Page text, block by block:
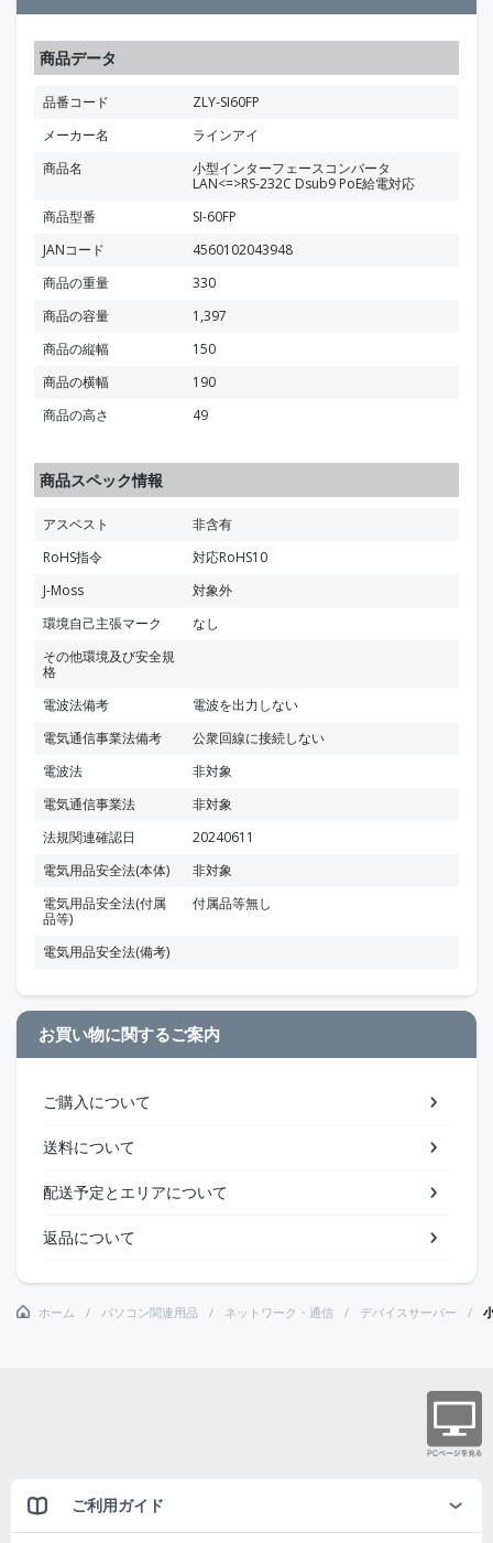
商品データ
品番コード
ZLY-SI60FP
メーカー名
ラインアイ
商品名
小型インターフェースコンバータ
LAN<=>RS-232C Dsub9 PoE給電対応
商品型番
SI-60FP
JANコード
4560102043948
商品の重量
330
商品の容量
1,397
商品の縦幅
150
商品の横幅
190
商品の高さ
49
商品スペック情報
アスベスト
非含有
RoHS指令
対応RoHS10
J-Moss
対象外
環境自己主張マーク
なし
その他環境及び安全規
格
電波法備考
電波を出力しない
電気通信事業法備考
公衆回線に接続しない
電波法
非対象
電気通信事業法
非対象
法規関連確認日
20240611
電気用品安全法(本体)
非対象
電気用品安全法(付属
品等)
付属品等無し
電気用品安全法(備考)
お買い物に関するご案内
ご購入について
送料について
配送予定とエリアについて
返品について
ホーム パソコン関連用品 ネットワーク・通信 デバイスサーバー
ご利用ガイド